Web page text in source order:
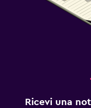
Ricevi una